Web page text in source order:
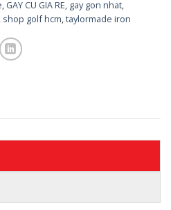
, GAY CU GIA RE, gay gon nhat,
, shop golf hcm,taylormade iron